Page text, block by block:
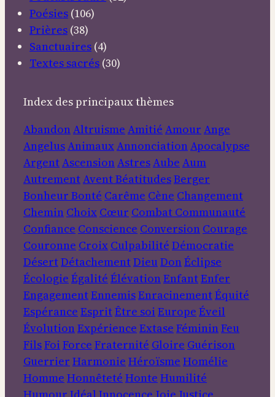
Poésies (106)
Prières (38)
Sanctuaires (4)
Textes sacrés (30)
Index des principaux thèmes
AbandonAltruisme Amitié Amour Ange
AngelusAnimauxAnnonciationApocalypse
ArgentAscensionAstresAube Aum
AutrementAventBéatitudesBerger
Bonheur Bonté Carême Cène Changement
Chemin Choix Cœur Combat Communauté
Confiance Conscience Conversion Courage
Couronne Croix Culpabilité Démocratie
DésertDétachementDieuDonÉclipse
Écologie Égalité ÉlévationEnfantEnfer
EngagementEnnemisEnracinementÉquité
Espérance EspritÊtre soi Europe Éveil
ÉvolutionExpérience Extase FémininFeu
FilsFoi Force Fraternité Gloire Guérison
Guerrier Harmonie Héroïsme Homélie
Homme Honnêteté Honte Humilité